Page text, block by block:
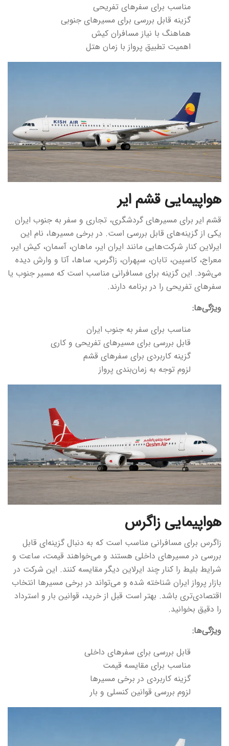
مناسب برای سفرهای تفریحی
گزینه قابل بررسی برای مسیرهای جنوبی
هماهنگ با نیاز مسافران کیش
اهمیت تطبیق پرواز با زمان هتل
هواپیمایی قشم ایر
قشم ایر برای مسیرهای گردشگری، تجاری و سفر به جنوب ایران
یکی از گزینه‌های قابل بررسی است. در برخی مسیرها، نام این
ایرلاین کنار شرکت‌هایی مانند ایران ایر، ماهان، آسمان، کیش ایر،
معراج، کاسپین، تابان، سپهران، زاگرس، ساها، آتا و وارش دیده
می‌شود. این گزینه برای مسافرانی مناسب است که مسیر جنوب یا
سفرهای تفریحی را در برنامه دارند.
ویژگی‌ها:
مناسب برای سفر به جنوب ایران
قابل بررسی برای مسیرهای تفریحی و کاری
گزینه کاربردی برای سفرهای قشم
لزوم توجه به زمان‌بندی پرواز
هواپیمایی زاگرس
زاگرس برای مسافرانی مناسب است که به دنبال گزینه‌ای قابل
بررسی در مسیرهای داخلی هستند و می‌خواهند قیمت، ساعت و
شرایط بلیط را کنار چند ایرلاین دیگر مقایسه کنند. این شرکت در
بازار پرواز ایران شناخته شده و می‌تواند در برخی مسیرها انتخاب
اقتصادی‌تری باشد. بهتر است قبل از خرید، قوانین بار و استرداد
را دقیق بخوانید.
ویژگی‌ها:
قابل بررسی برای سفرهای داخلی
مناسب برای مقایسه قیمت
گزینه کاربردی در برخی مسیرها
لزوم بررسی قوانین کنسلی و بار